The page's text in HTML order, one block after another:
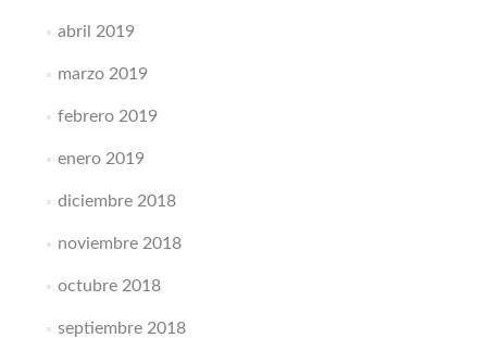
abril 2019
marzo 2019
febrero 2019
enero 2019
diciembre 2018
noviembre 2018
octubre 2018
septiembre 2018